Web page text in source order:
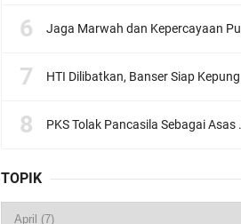
Jaga Marwah dan Kepercayaan Publik, Ratusan Guru Ngaji Kota Malang Serukan Deklarasi Ramah Anak
HTI Dilibatkan, Banser Siap Kepung Gedung Sate, Jawa Barat
PKS Tolak Pancasila Sebagai Asas Utama Ormas, Ini Komentar PBNU
TOPIK